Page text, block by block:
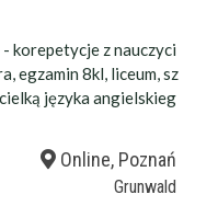
korepetycje z nauczyci
egzamin 8kl, liceum, sz
języka angielskieg
Online, Poznań
Grunwald